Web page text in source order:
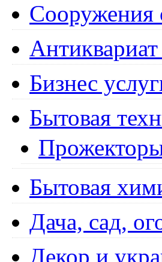
Cооружения
Бизнес
Бытовая
Бытовая
Дача, сад,
Декор и